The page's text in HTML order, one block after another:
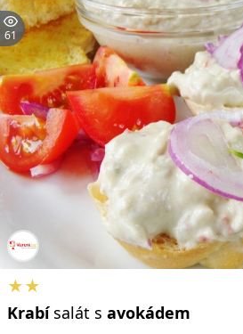
61
★★
Krabísalát s avokádem